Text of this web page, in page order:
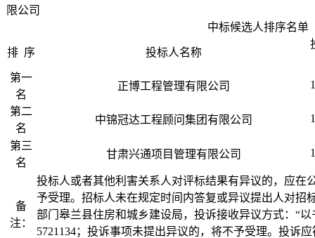
限公司
中标候选人排序名单
排 序 投标人名称
第一
名
正博工程管理有限公司
第二
名
中锦冠达工程顾问集团有限公司
第三
名
甘肃兴通项目管理有限公司
备
注：
投标人或者其他利害关系人对评标结果有异议的，应在
予受理。招标人未在规定时间内答复或异议提出人对招
部门皋兰县住房和城乡建设局，投诉接收异议方式：“
5721134；投诉事项未提出异议的，将不予受理。投诉